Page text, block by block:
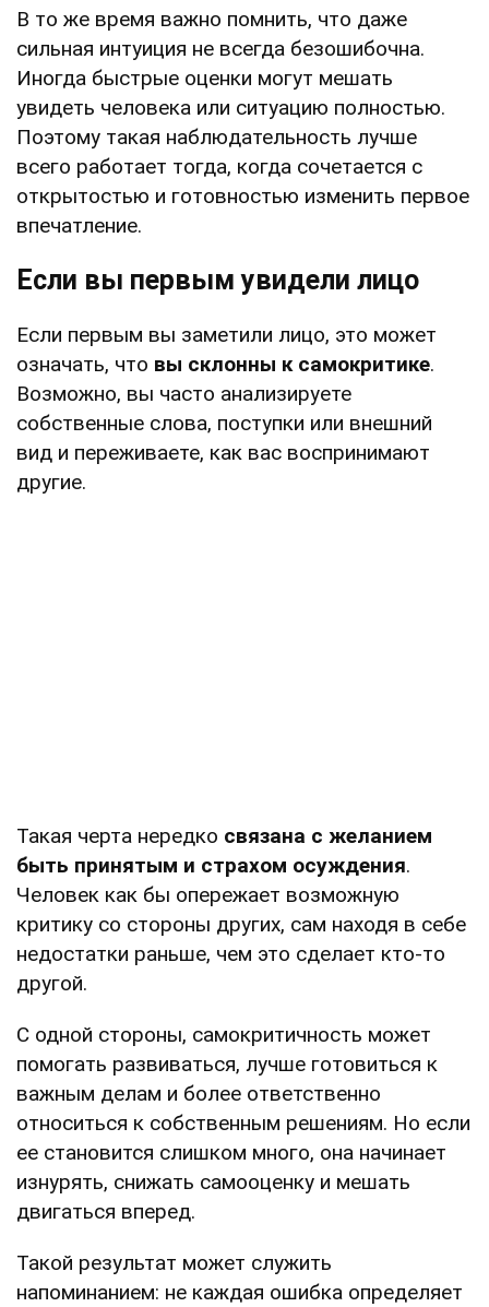
В то же время важно помнить, что даже
сильная интуиция не всегда безошибочна.
Иногда быстрые оценки могут мешать
увидеть человека или ситуацию полностью.
Поэтому такая наблюдательность лучше
всего работает тогда, когда сочетается с
открытостью и готовностью изменить первое
впечатление.
Если вы первым увидели лицо
Если первым вы заметили лицо, это может
означать, что вы склонны к самокритике.
Возможно, вы часто анализируете
собственные слова, поступки или внешний
вид и переживаете, как вас воспринимают
другие.
Такая черта нередко связана с желанием
быть принятым и страхом осуждения.
Человек как бы опережает возможную
критику со стороны других, сам находя в себе
недостатки раньше, чем это сделает кто-то
другой.
С одной стороны, самокритичность может
помогать развиваться, лучше готовиться к
важным делам и более ответственно
относиться к собственным решениям. Но если
ее становится слишком много, она начинает
изнурять, снижать самооценку и мешать
двигаться вперед.
Такой результат может служить
напоминанием: не каждая ошибка определяет